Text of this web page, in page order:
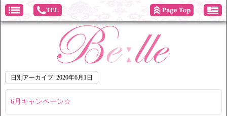
日別アーカイブ: 2020年6月1日
6月キャンペーン☆